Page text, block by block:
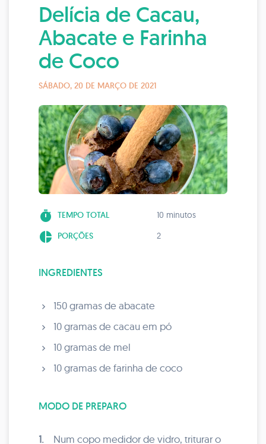
Delícia de Cacau,
Abacate e Farinha
de Coco
SÁBADO, 20 DE MARÇO DE 2021
timer TEMPO TOTAL 10 minutos
pie_chart PORÇÕES 2
INGREDIENTES
150 gramas de abacate
10 gramas de cacau em pó
10 gramas de mel
10 gramas de farinha de coco
MODO DE PREPARO
1.
Num copo medidor de vidro, triturar o